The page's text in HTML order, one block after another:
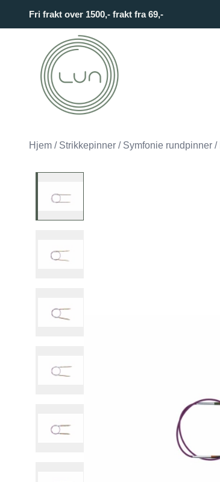
Fri frakt over 1500,- frakt fra 69,-
Hjem / Strikkepinner / Symfonie rundpinner /